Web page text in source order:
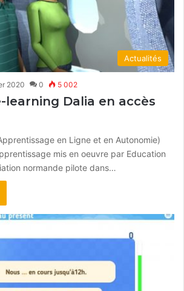
Actualités
2020 0 5 002
learning Dalia en accès
en Ligne et en Autonomie)
mis en oeuvre par Education
normande pilote dans…